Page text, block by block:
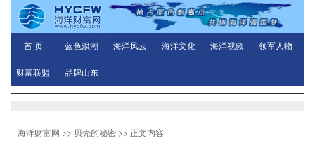
首 页 蓝色浪潮 海洋风云 海洋文化 海洋视频 领军人物
财富联盟 品牌山东
海洋财富网 >> 贝壳的秘密 >> 正文内容